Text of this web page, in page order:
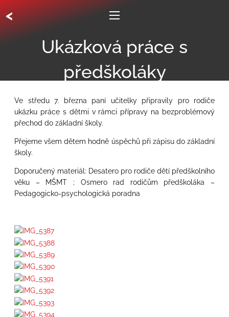
<
Ukázková práce s
předškoláky
Ve středu 7. března paní učitelky připravily pro rodiče
ukázku práce s dětmi v rámci přípravy na bezproblémový
přechod do základní školy.
Přejeme všem dětem hodně úspěchů při zápisu do základní
školy.
Doporučený materiál: Desatero pro rodiče dětí předškolního
věku – MŠMT ; Osmero rad rodičům předškoláka –
Pedagogicko-psychologická poradna